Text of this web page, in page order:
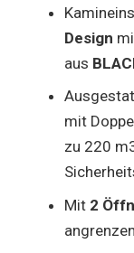
Design
aus
mit
zu 220
Mit 2